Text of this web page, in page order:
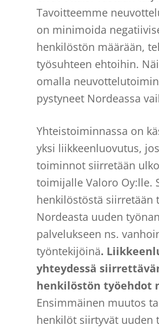
Tavoitteemme
on minimoida
henkilöstön määrään,
työsuhteen ehtoihin.
omalla
pystyneet Nordeassa
Yhteistoiminnassa on
yksi liikkeenluovutus,
toiminnot siirretään
toimijalle Valoro Oy:lle.
henkilöstöstä siirretään
Nordeasta uuden
palvelukseen ns.
työntekijöinä.
yhteydessä
henkilöstön työehdot
Ensimmäinen muutos
henkilöt siirtyvät uuden